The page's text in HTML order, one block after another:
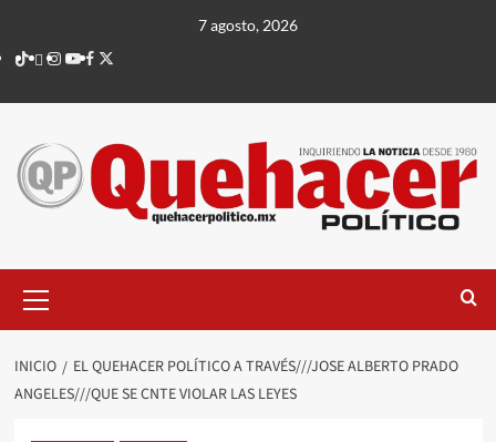
contenido
7 agosto, 2026
TikTok
threads
Instagram
Youtube
Facebook
X
principal
INICIO
EL QUEHACER POLÍTICO A TRAVÉS///JOSE ALBERTO PRADO
ANGELES///QUE SE CNTE VIOLAR LAS LEYES